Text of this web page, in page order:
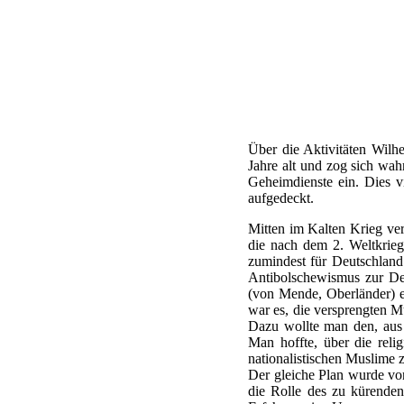
Über die Aktivitäten
Jahre alt und zog sich
Geheimdienste ein. Dies
aufgedeckt.
Mitten im Kalten Krieg
die nach dem 2.
zumindest für
Antibolschewismus zur
(von Mende, Oberländer)
war es, die versprengten
Dazu wollte man den,
Man hoffte, über die
nationalistischen Muslime
Der gleiche Plan wurde
die Rolle des zu